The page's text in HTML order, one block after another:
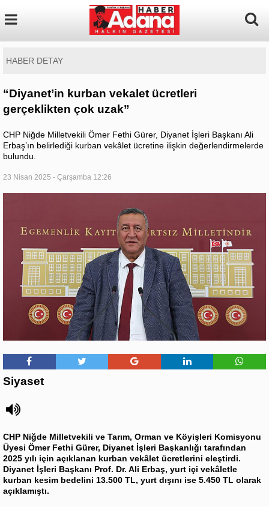
HABER DETAY
“Diyanet’in kurban vekalet ücretleri
gerçeklikten çok uzak”
CHP Niğde Milletvekili Ömer Fethi Gürer, Diyanet İşleri Başkanı Ali
Erbaş’ın belirlediği kurban vekâlet ücretine ilişkin değerlendirmelerde
bulundu.
23 Nisan 2025 - Çarşamba 12:26
Siyaset
CHP Niğde Milletvekili ve Tarım, Orman ve Köyişleri Komisyonu
Üyesi Ömer Fethi Gürer, Diyanet İşleri Başkanlığı tarafından
2025 yılı için açıklanan kurban vekâlet ücretlerini eleştirdi.
Diyanet İşleri Başkanı Prof. Dr. Ali Erbaş, yurt içi vekâletle
kurban kesim bedelini 13.500 TL, yurt dışını ise 5.450 TL olarak
açıklamıştı.